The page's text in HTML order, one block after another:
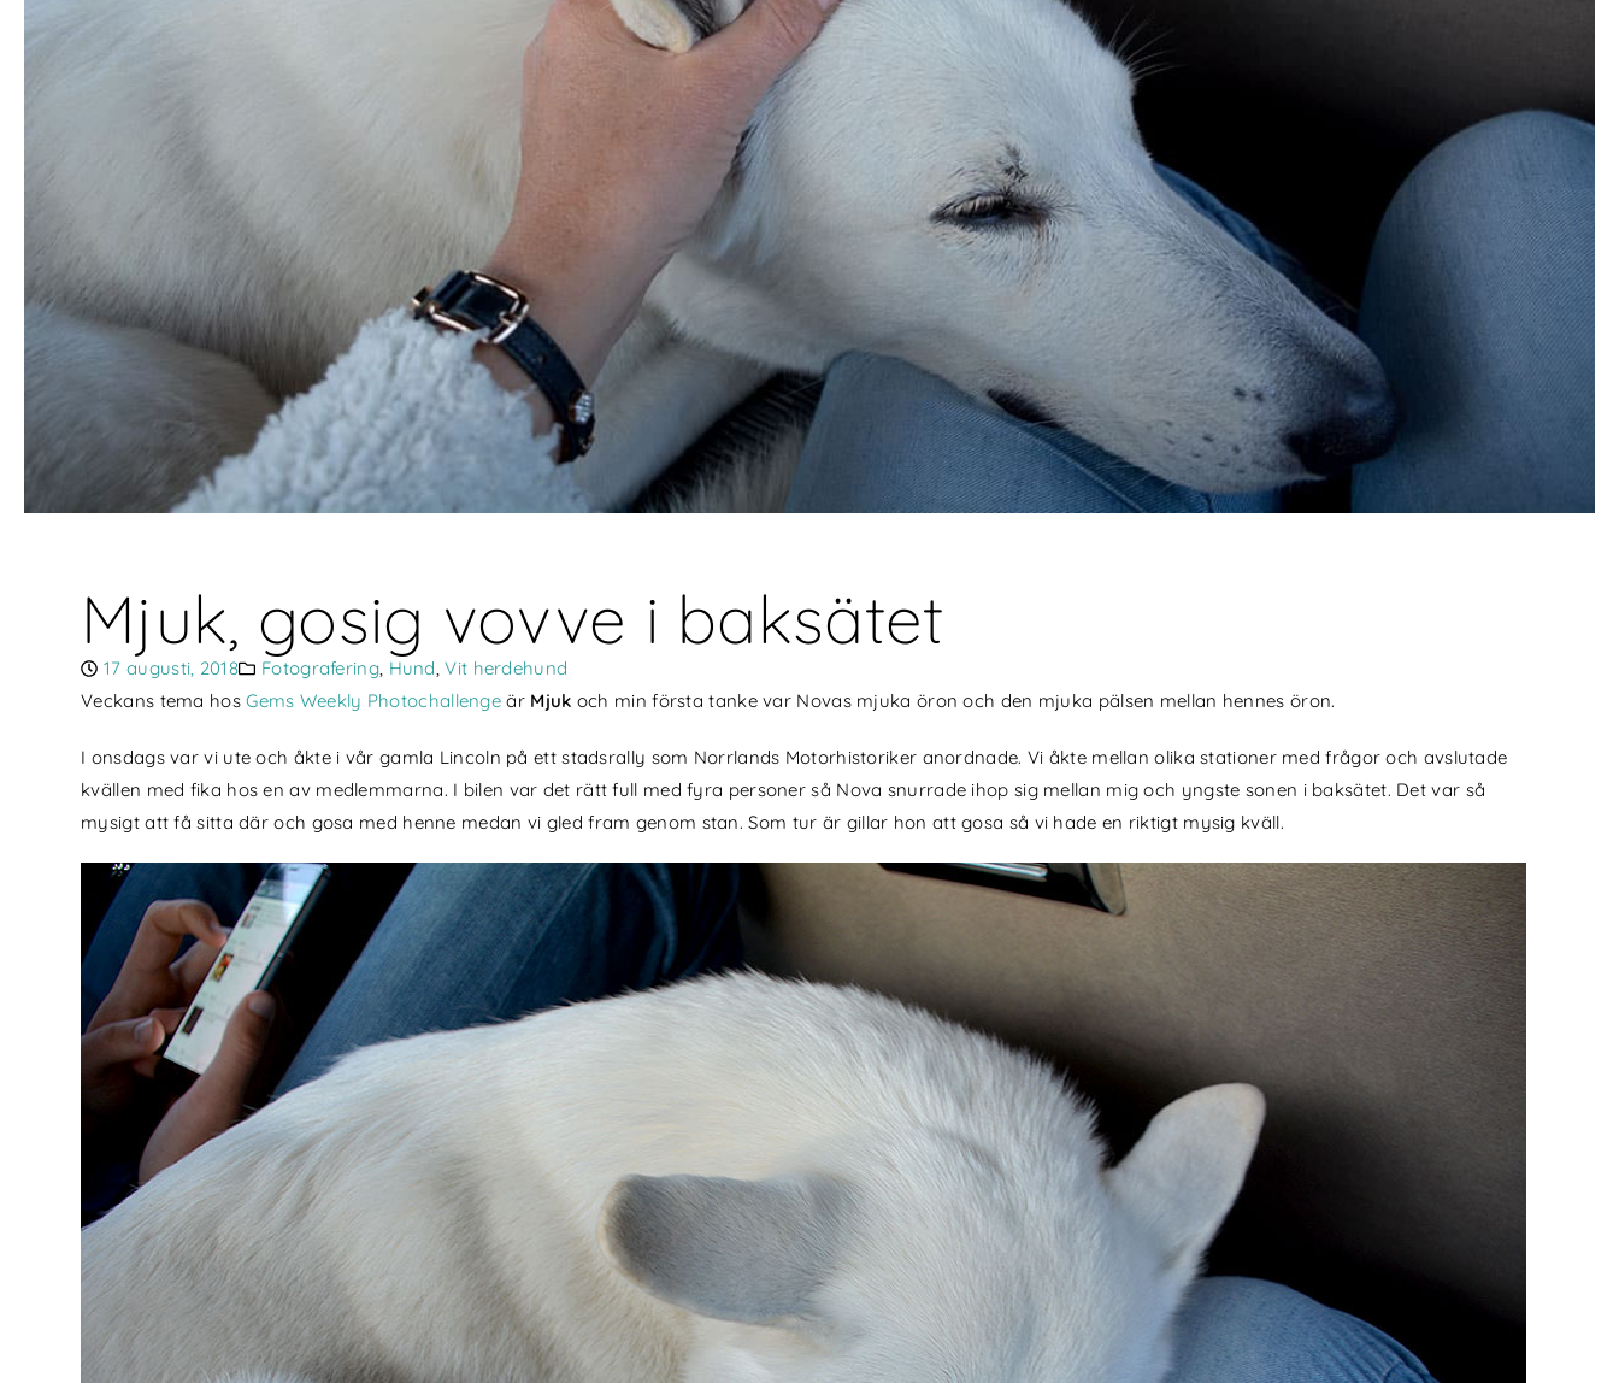
Mjuk, gosig vovve i baksätet
17 augusti, 2018 Fotografering, Hund,Vit herdehund
Veckans tema hosGems Weekly Photochallenge är Mjuk och min första tanke var Novas mjuka öron och den mjuka pälsen mellan hennes öron.
I onsdags var vi ute och åkte i vår gamla Lincoln på ett stadsrally som Norrlands Motorhistoriker anordnade. Vi åkte mellan olika stationer med frågor och avslutade
kvällen med fika hos en av medlemmarna. I bilen var det rätt full med fyra personer så Nova snurrade ihop sig mellan mig och yngste sonen i baksätet. Det var så
mysigt att få sitta där och gosa med henne medan vi gled fram genom stan. Som tur är gillar hon att gosa så vi hade en riktigt mysig kväll.